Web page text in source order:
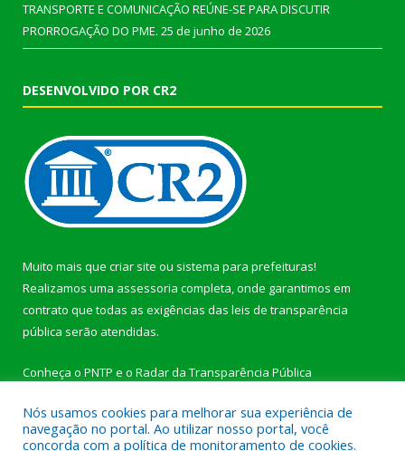
TRANSPORTE E COMUNICAÇÃO REÚNE-SE PARA DISCUTIR
PRORROGAÇÃO DO PME. 25 de junho de 2026
DESENVOLVIDO POR CR2
Muito mais que criar site ou sistema para prefeituras!
Realizamos uma assessoria completa, onde garantimos em
contrato que todas as exigências das leis de transparência
pública serão atendidas.
Conheça o PNTP e o Radar da Transparência Pública
Nós usamos cookies para melhorar sua experiência de
navegação no portal. Ao utilizar nosso portal, você
concorda com a política de monitoramento de cookies.